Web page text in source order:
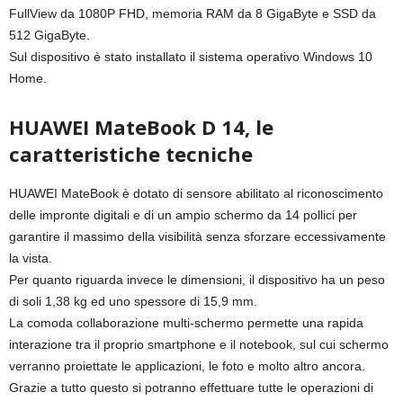
FullView da 1080P FHD, memoria RAM da 8 GigaByte e SSD da
512 GigaByte.
Sul dispositivo è stato installato il sistema operativo Windows 10
Home.
HUAWEI MateBook D 14, le
caratteristiche tecniche
HUAWEI MateBook è dotato di sensore abilitato al riconoscimento
delle impronte digitali e di un ampio schermo da 14 pollici per
garantire il massimo della visibilità senza sforzare eccessivamente
la vista.
Per quanto riguarda invece le dimensioni, il dispositivo ha un peso
di soli 1,38 kg ed uno spessore di 15,9 mm.
La comoda collaborazione multi-schermo permette una rapida
interazione tra il proprio smartphone e il notebook, sul cui schermo
verranno proiettate le applicazioni, le foto e molto altro ancora.
Grazie a tutto questo si potranno effettuare tutte le operazioni di